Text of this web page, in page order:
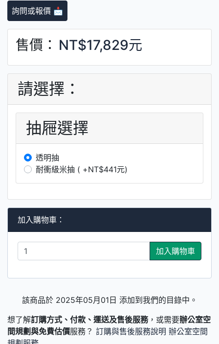
詢問或報價 📩
售價： NT$17,829元
請選擇：
抽屜選擇
透明抽
耐衝級米抽 ( +NT$441元)
加入購物車：
加入購物車
該商品於 2025年05月01日 添加到我們的目錄中。
想了解訂購方式、付款、運送及售後服務，或需要辦公室空
間規劃與免費估價服務？ 訂購與售後服務說明 辦公室空間